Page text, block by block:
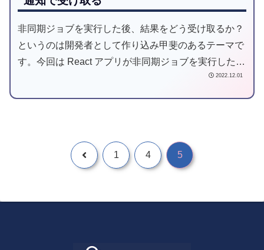
非同期ジョブを実行した後、結果をどう受け取るか？
というのは開発者として作り込み甲斐のあるテーマで
す。今回は React アプリが非同期ジョブを実行した後
に、AWS AppSync 経由でジョブ完了のプッシュ通知
2022.12.01
1 4 5